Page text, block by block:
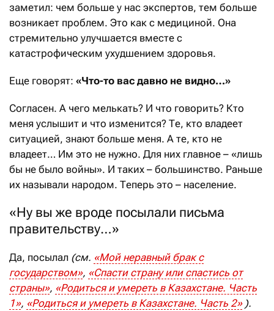
заметил: чем больше у нас экспертов, тем больше
возникает проблем. Это как с медициной. Она
стремительно улучшается вместе с
катастрофическим ухудшением здоровья.
Еще говорят: «Что-то вас давно не видно…»
Согласен. А чего мелькать? И что говорить? Кто
меня услышит и что изменится? Те, кто владеет
ситуацией, знают больше меня. А те, кто не
владеет… Им это не нужно. Для них главное – «лишь
бы не было войны». И таких – большинство. Раньше
их называли народом. Теперь это – население.
«Ну вы же вроде посылали письма
правительству…»
Да, посылал (см. «Мой неравный брак с
государством», «Спасти страну или спастись от
страны», «Родиться и умереть в Казахстане. Часть
1», «Родиться и умереть в Казахстане. Часть 2»).